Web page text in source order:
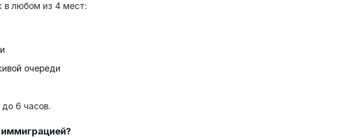
в любом из 4 мест:
очереди
6 часов.